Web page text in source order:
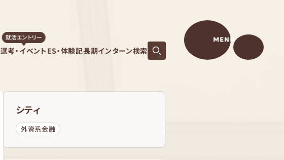
選考・イベント
就活エントリー
ES・体験記長期インターン検索
MENU
シティ
外資系金融